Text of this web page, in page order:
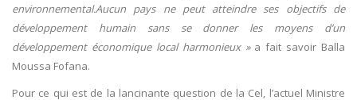
environnemental.Aucun pays ne peut atteindre ses objectifs de
développement humain sans se donner les moyens d’un
développement économique local harmonieux »a fait savoir Balla
Moussa Fofana.
Pour ce qui est de la lancinante question de la Cel, l’actuel Ministre